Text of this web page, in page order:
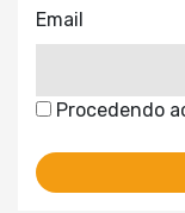
Email
Procedendo